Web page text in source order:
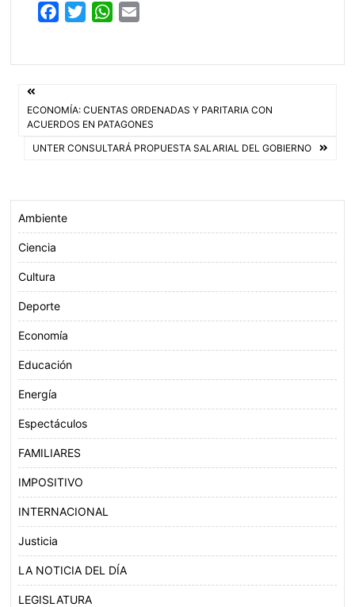
o
k
e
W
A
p
Navegación
de
entradas
ECONOMÍA: CUENTAS ORDENADAS Y PARITARIA CON
ACUERDOS EN PATAGONES
UNTER CONSULTARÁ PROPUESTA SALARIAL DEL GOBIERNO
Ambiente
Ciencia
Cultura
Deporte
Economía
Educación
Energía
Espectáculos
FAMILIARES
IMPOSITIVO
INTERNACIONAL
Justicia
LA NOTICIA DEL DÍA
LEGISLATURA